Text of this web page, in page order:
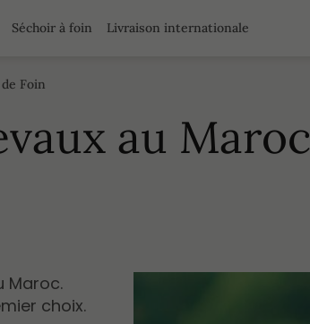
Séchoir à foin Livraison internationale
Foin
au Maroc
Maroc.
choix.